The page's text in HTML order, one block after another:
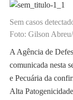
Sem casos
Foto: Gilson
A Agência de
comunicada nesta
e Pecuária da
Alta